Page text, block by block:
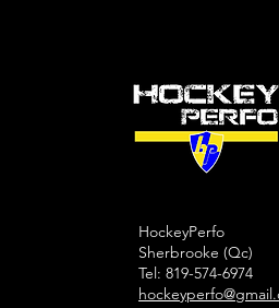
HockeyPerfo
Sherbrooke (Qc)
Tel: 819-574-6974